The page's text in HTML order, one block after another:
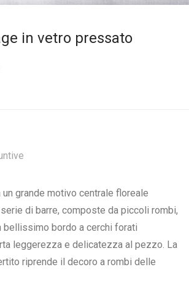
in vetro pressato
grande motivo centrale floreale
di barre, composte da piccoli rombi,
bellissimo bordo a cerchi forati
leggerezza e delicatezza al pezzo. La
riprende il decoro a rombi delle